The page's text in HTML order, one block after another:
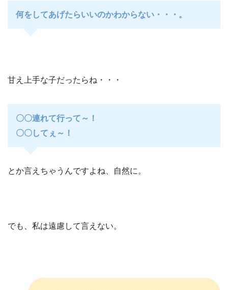
何をしてあげたらいいのかわからない・・・。
甘え上手な子だったらね・・・
〇〇連れて行って～！
〇〇してぇ～！
とか言えちゃうんですよね、自然に。
でも、私は遠慮して言えない。